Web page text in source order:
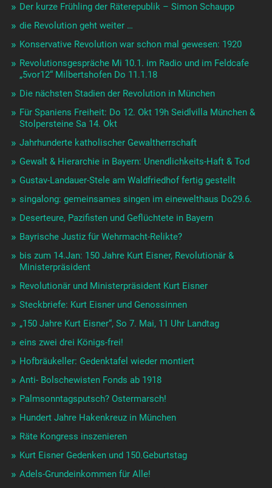
Der kurze Frühling der Räterepublik – Simon Schaupp
die Revolution geht weiter …
Konservative Revolution war schon mal gewesen: 1920
Revolutionsgespräche Mi 10.1. im Radio und im Feldcafe
„5vor12“ Milbertshofen Do 11.1.18
Die nächsten Stadien der Revolution in München
Für Spaniens Freiheit: Do 12. Okt 19h Seidlvilla München &
Stolpersteine Sa 14. Okt
Jahrhunderte katholischer Gewaltherrschaft
Gewalt & Hierarchie in Bayern: Unendlichkeits-Haft & Tod
Gustav-Landauer-Stele am Waldfriedhof fertig gestellt
singalong: gemeinsames singen im einewelthaus Do29.6.
Deserteure, Pazifisten und Geflüchtete in Bayern
Bayrische Justiz für Wehrmacht-Relikte?
bis zum 14.Jan: 150 Jahre Kurt Eisner, Revolutionär &
Ministerpräsident
Revolutionär und Ministerpräsident Kurt Eisner
Steckbriefe: Kurt Eisner und Genossinnen
„150 Jahre Kurt Eisner“, So 7. Mai, 11 Uhr Landtag
eins zwei drei Königs-frei!
Hofbräukeller: Gedenktafel wieder montiert
Anti- Bolschewisten Fonds ab 1918
Palmsonntagsputsch? Ostermarsch!
Hundert Jahre Hakenkreuz in München
Räte Kongress inszenieren
Kurt Eisner Gedenken und 150.Geburtstag
Adels-Grundeinkommen für Alle!